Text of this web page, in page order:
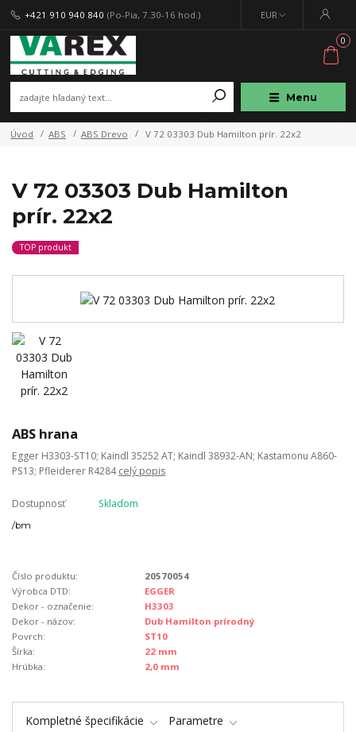
Menu
EUR
+421 910 940 840 (Po-Pia, 7.30-16 hod.)
0
Úvod ABS ABS Drevo V 72 03303 Dub Hamilton prír. 22x2
V 72 03303 Dub Hamilton
prír. 22x2
TOP produkt
ABS hrana
Egger H3303-ST10; Kaindl 35252 AT; Kaindl 38932-AN; Kastamonu A860-
PS13; Pfleiderer R4284celý popis
Dostupnosť Skladom
/bm
Číslo produktu:
20570054
Výrobca DTD:
EGGER
Dekor - označenie:
H3303
Dekor - názov:
Dub Hamilton prírodný
Povrch:
ST10
Šírka:
22 mm
Hrúbka:
2,0 mm
Kompletné špecifikácie Parametre